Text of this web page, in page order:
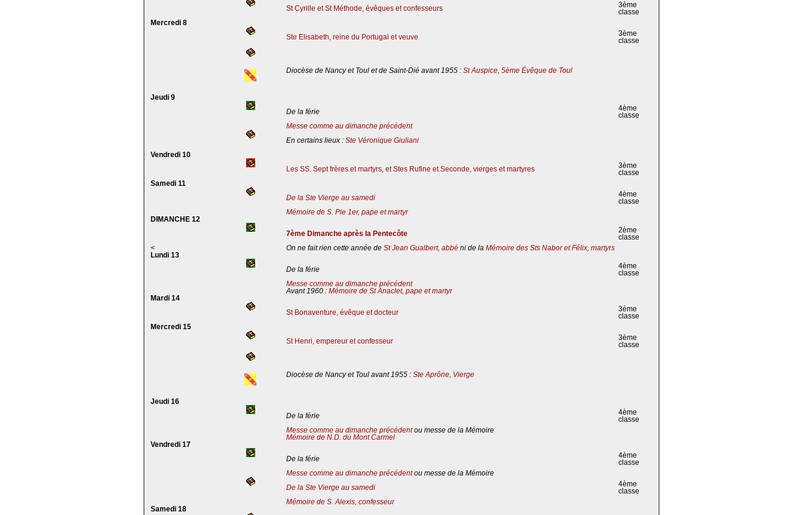
St Cyrille et St Méthode, évêques et confesseurs
3ème
classe
Mercredi 8
Ste Elisabeth, reine du Portugal et veuve
3ème
classe
Diocèse de Nancy et Toul et de Saint-Dié avant 1955 : St Auspice, 5ème Évêque de Toul
Jeudi 9
De la férie
4ème
classe
Messe comme au dimanche précédent
En certains lieux : Ste Véronique Giuliani
Vendredi 10
Les SS. Sept frères et martyrs, et Stes Rufine et Seconde, vierges et martyres
3ème
classe
Samedi 11
De la Ste Vierge au samedi
4ème
classe
Mémoire de S. Pie 1er, pape et martyr
DIMANCHE 12
7ème Dimanche après la Pentecôte
2ème
classe
<
On ne fait rien cette année de St Jean Gualbert, abbé ni de la Mémoire des Sts Nabor et Félix, martyrs
Lundi 13
De la férie
4ème
classe
Messe comme au dimanche précédent
Avant 1960 : Mémoire de St Anaclet, pape et martyr
Mardi 14
St Bonaventure, évêque et docteur
3ème
classe
Mercredi 15
St Henri, empereur et confesseur
3ème
classe
Diocèse de Nancy et Toul avant 1955 : Ste Aprône, Vierge
Jeudi 16
De la férie
4ème
classe
Messe comme au dimanche précédentou messe de la Mémoire
Mémoire de N.D. du Mont Carmel
Vendredi 17
De la férie
4ème
classe
Messe comme au dimanche précédentou messe de la Mémoire
De la Ste Vierge au samedi
4ème
classe
Mémoire de S. Alexis, confesseur
Samedi 18